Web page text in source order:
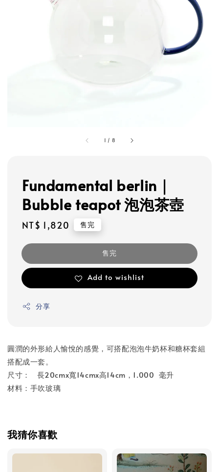
1 / 8
Fundamental berlin｜
Bubble teapot 泡泡茶壺
Regular
NT$ 1,820 售完
售完
Add to wishlist
分享
圓潤的外形給人愉悅的感覺，可搭配泡泡牛奶杯和糖杯套組
搭配成一套。
尺寸： 長20cmx寬14cmx高14cm，1.000 毫升
材料：手吹玻璃
我猜你喜歡